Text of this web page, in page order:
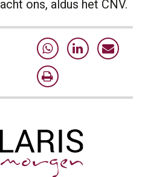
ons, aldus het CNV.
VPS
Praehep